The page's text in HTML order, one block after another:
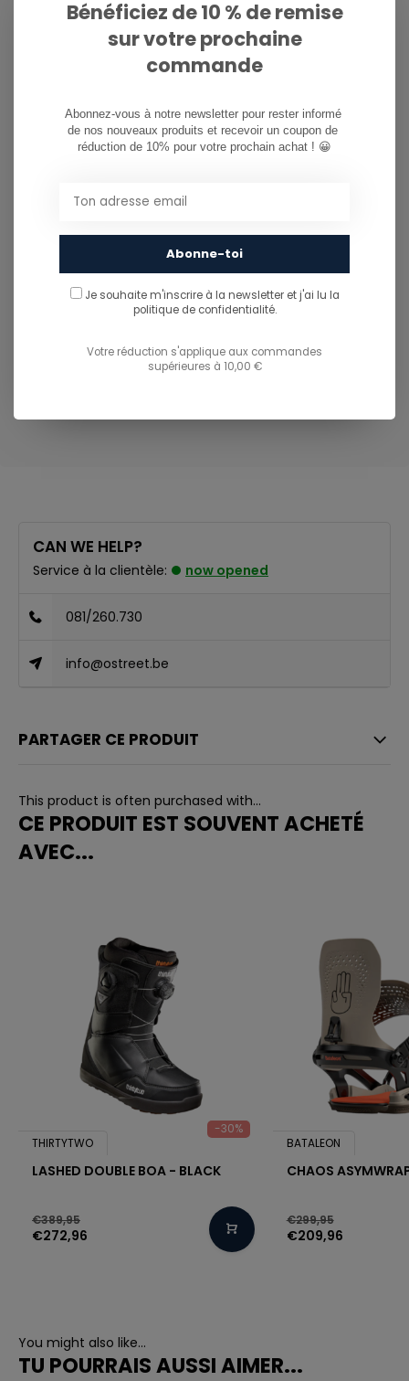
Nous ne voulons jamais que vous manquiez une journée
quelque chose s’use ou tombe en panne. Au cas où, on
de pièces de rechange Never Miss a Day avec des
échelles, des vis et des rondelles supplémentaires pour
triez les remplacements.
CAN WE HELP?
Service à la clientèle: now opened
081/260.730
info@ostreet.be
PARTAGER CE PRODUIT
This product is often purchased with...
CE PRODUIT EST SOUVENT ACHETÉ
AVEC...
-30%
THIRTYTWO
LASHED DOUBLE BOA - BLACK
€389,95
€272,96
BATALEON
CHAOS
€299,95
€209,96
You might also like...
TU POURRAIS AUSSI AIMER...
Bénéficiez de 10 % de remise
sur votre prochaine
commande
Abonnez-vous à notre newsletter pour rester informé
de nos nouveaux produits et recevoir un coupon de
réduction de 10% pour votre prochain achat ! 😀
Abonne-toi
Je souhaite m'inscrire à la newsletter et j'ai lu la
politique de confidentialité.
Votre réduction s'applique aux commandes
supérieures à 10,00 €